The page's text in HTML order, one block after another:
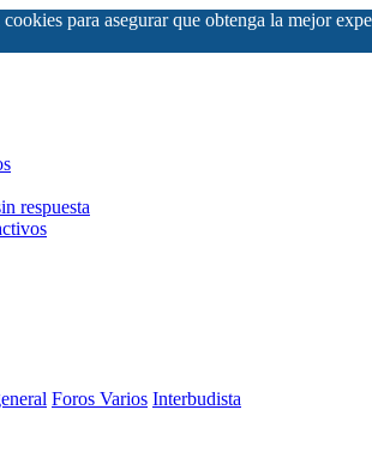
para asegurar que obtenga la mejor
respuesta
Foros Varios Interbudista